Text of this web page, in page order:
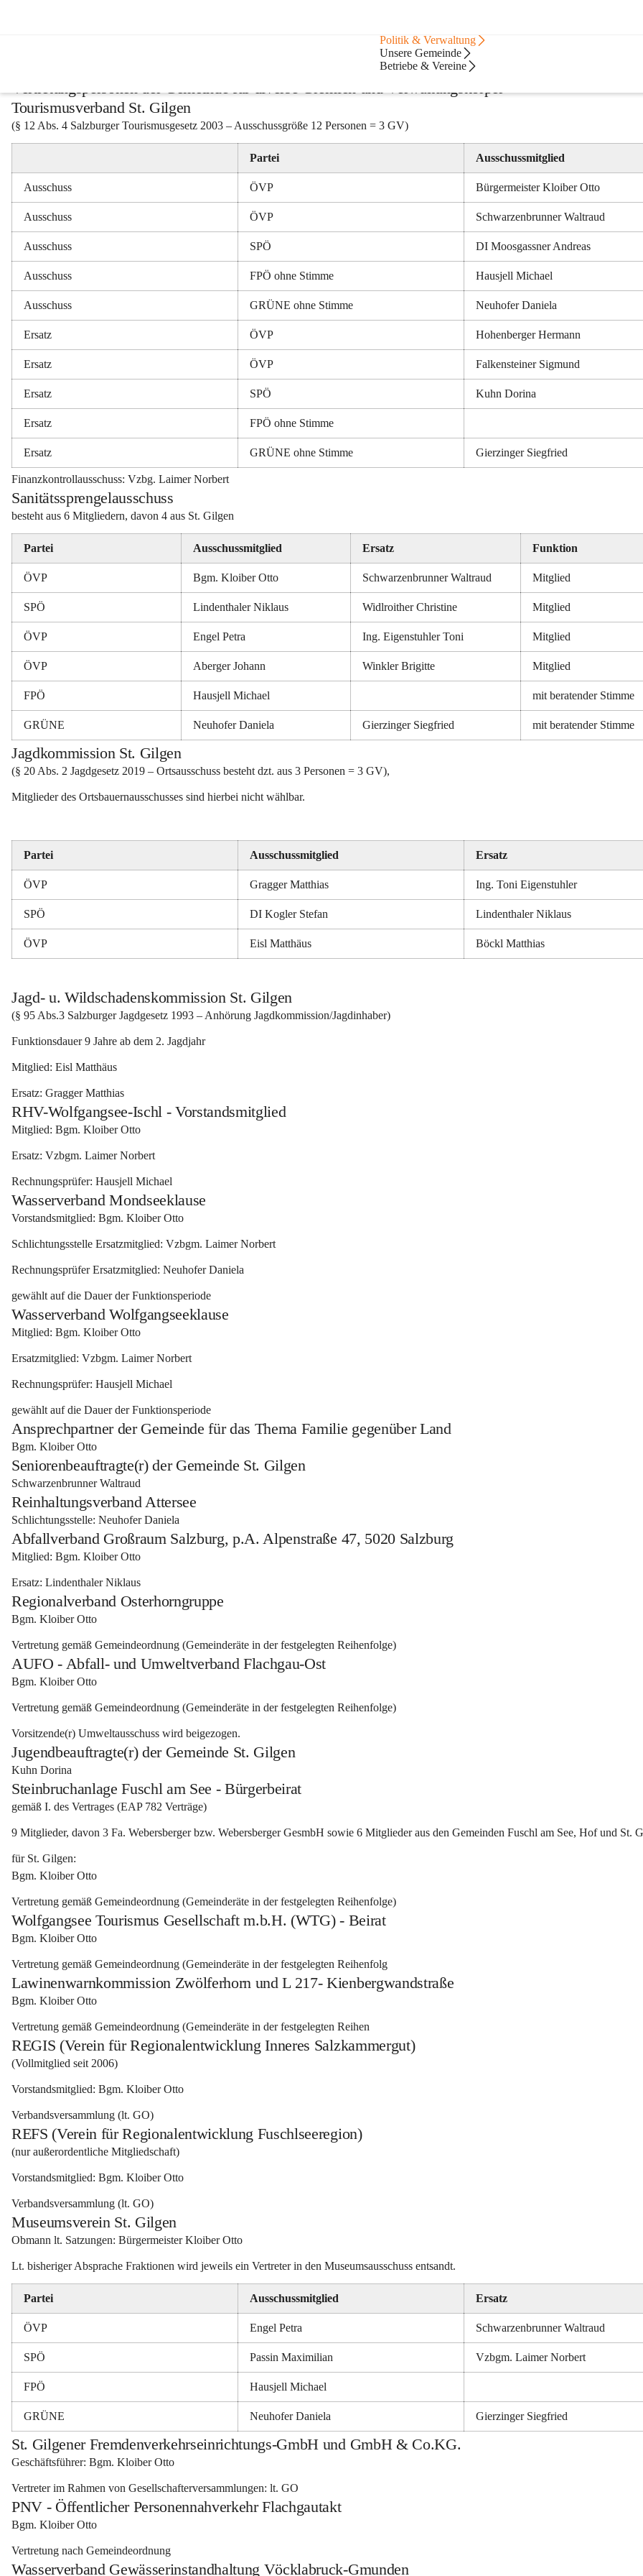
Politik & Verwaltung
Unsere Gemeinde
Betriebe & Vereine
Vertretungspersonen der Gemeinde für diverse Gremien und Verwaltungskörper
Tourismusverband St. Gilgen
(§ 12 Abs. 4 Salzburger Tourismusgesetz 2003 – Ausschussgröße 12 Personen = 3 GV)
Partei Ausschussmitglied
Ausschuss ÖVP Bürgermeister Kloiber Otto
Ausschuss ÖVP Schwarzenbrunner Waltraud
Ausschuss SPÖ DI Moosgassner Andreas
Ausschuss FPÖ ohne Stimme Hausjell Michael
Ausschuss GRÜNE ohne Stimme Neuhofer Daniela
Ersatz ÖVP Hohenberger Hermann
Ersatz ÖVP Falkensteiner Sigmund
Ersatz SPÖ Kuhn Dorina
Ersatz FPÖ ohne Stimme
Ersatz GRÜNE ohne Stimme Gierzinger Siegfried
Finanzkontrollausschuss: Vzbg. Laimer Norbert
Sanitätssprengelausschuss
besteht aus 6 Mitgliedern, davon 4 aus St. Gilgen
Partei Ausschussmitglied Ersatz Funktion
ÖVP Bgm. Kloiber Otto Schwarzenbrunner Waltraud Mitglied
SPÖ Lindenthaler Niklaus Widlroither Christine Mitglied
ÖVP Engel Petra Ing. Eigenstuhler Toni Mitglied
ÖVP Aberger Johann Winkler Brigitte Mitglied
FPÖ Hausjell Michael mit beratender Stimme
GRÜNE Neuhofer Daniela Gierzinger Siegfried mit beratender Stimme
Jagdkommission St. Gilgen
(§ 20 Abs. 2 Jagdgesetz 2019 – Ortsausschuss besteht dzt. aus 3 Personen = 3 GV),
Mitglieder des Ortsbauernausschusses sind hierbei nicht wählbar.
Partei Ausschussmitglied Ersatz
ÖVP Gragger Matthias Ing. Toni Eigenstuhler
SPÖ DI Kogler Stefan Lindenthaler Niklaus
ÖVP Eisl Matthäus Böckl Matthias
Jagd- u. Wildschadenskommission St. Gilgen
(§ 95 Abs.3 Salzburger Jagdgesetz 1993 – Anhörung Jagdkommission/Jagdinhaber)
Funktionsdauer 9 Jahre ab dem 2. Jagdjahr
Mitglied: Eisl Matthäus
Ersatz: Gragger Matthias
RHV-Wolfgangsee-Ischl - Vorstandsmitglied
Mitglied: Bgm. Kloiber Otto
Ersatz: Vzbgm. Laimer Norbert
Rechnungsprüfer: Hausjell Michael
Wasserverband Mondseeklause
Vorstandsmitglied: Bgm. Kloiber Otto
Schlichtungsstelle Ersatzmitglied: Vzbgm. Laimer Norbert
Rechnungsprüfer Ersatzmitglied: Neuhofer Daniela
gewählt auf die Dauer der Funktionsperiode
Wasserverband Wolfgangseeklause
Mitglied: Bgm. Kloiber Otto
Ersatzmitglied: Vzbgm. Laimer Norbert
Rechnungsprüfer: Hausjell Michael
gewählt auf die Dauer der Funktionsperiode
Ansprechpartner der Gemeinde für das Thema Familie gegenüber Land
Bgm. Kloiber Otto
Seniorenbeauftragte(r) der Gemeinde St. Gilgen
Schwarzenbrunner Waltraud
Reinhaltungsverband Attersee
Schlichtungsstelle: Neuhofer Daniela
Abfallverband Großraum Salzburg, p.A. Alpenstraße 47, 5020 Salzburg
Mitglied: Bgm. Kloiber Otto
Ersatz: Lindenthaler Niklaus
Regionalverband Osterhorngruppe
Bgm. Kloiber Otto
Vertretung gemäß Gemeindeordnung (Gemeinderäte in der festgelegten Reihenfolge)
AUFO - Abfall- und Umweltverband Flachgau-Ost
Bgm. Kloiber Otto
Vertretung gemäß Gemeindeordnung (Gemeinderäte in der festgelegten Reihenfolge)
Vorsitzende(r) Umweltausschuss wird beigezogen.
Jugendbeauftragte(r) der Gemeinde St. Gilgen
Kuhn Dorina
Steinbruchanlage Fuschl am See - Bürgerbeirat
gemäß I. des Vertrages (EAP 782 Verträge)
9 Mitglieder, davon 3 Fa. Webersberger bzw. Webersberger GesmbH sowie 6 Mitglieder aus den Gemeinden Fuschl am See, Hof und St.
für St. Gilgen:
Bgm. Kloiber Otto
Vertretung gemäß Gemeindeordnung (Gemeinderäte in der festgelegten Reihenfolge)
Wolfgangsee Tourismus Gesellschaft m.b.H. (WTG) - Beirat
Bgm. Kloiber Otto
Vertretung gemäß Gemeindeordnung (Gemeinderäte in der festgelegten Reihenfolg
Lawinenwarnkommission Zwölferhorn und L 217- Kienbergwandstraße
Bgm. Kloiber Otto
Vertretung gemäß Gemeindeordnung (Gemeinderäte in der festgelegten Reihen
REGIS (Verein für Regionalentwicklung Inneres Salzkammergut)
(Vollmitglied seit 2006)
Vorstandsmitglied: Bgm. Kloiber Otto
Verbandsversammlung (lt. GO)
REFS (Verein für Regionalentwicklung Fuschlseeregion)
(nur außerordentliche Mitgliedschaft)
Vorstandsmitglied: Bgm. Kloiber Otto
Verbandsversammlung (lt. GO)
Museumsverein St. Gilgen
Obmann lt. Satzungen: Bürgermeister Kloiber Otto
Lt. bisheriger Absprache Fraktionen wird jeweils ein Vertreter in den Museumsausschuss entsandt.
Partei Ausschussmitglied Ersatz
ÖVP Engel Petra Schwarzenbrunner Waltraud
SPÖ Passin Maximilian Vzbgm. Laimer Norbert
FPÖ Hausjell Michael
GRÜNE Neuhofer Daniela Gierzinger Siegfried
St. Gilgener Fremdenverkehrseinrichtungs-GmbH und GmbH & Co.KG.
Geschäftsführer: Bgm. Kloiber Otto
Vertreter im Rahmen von Gesellschafterversammlungen: lt. GO
PNV - Öffentlicher Personennahverkehr Flachgautakt
Bgm. Kloiber Otto
Vertretung nach Gemeindeordnung
Wasserverband Gewässerinstandhaltung Vöcklabruck-Gmunden